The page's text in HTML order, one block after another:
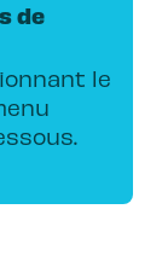
de
le